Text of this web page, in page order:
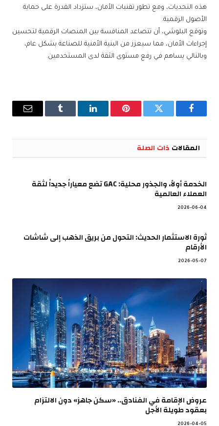
هذه التحديات، ومع تطور تقنيات الأمان، ستزداد القدرة على حماية
الأصول الرقمية.
وتوقع البلوشي، أن تتصاعد المنافسة بين المنصات الرقمية لتحسين
إجراءات الأمان، مما سيعزز من البنية الأمنية للصناعة بشكل عام،
وبالتالي يساهم في رفع مستوى الثقة لدى المستخدمين.
فيسبوك تويتر بينتيريستلينكدإن Tumblr
البريد
المقالات ذات الصلة
الخدمة أولاً، والجذور محلية: GAC تضع معياراً جديداً لثقة
العملاء العالمية
2026-06-04
ثورة الاستثمار الحديث: التحول من بريق الذهب إلى شاشات
الأرقام
2026-05-07
عروض الإقامة في الفنادق.. «سكن جاهز» دون الالتزام
بعقود طويلة الأجل
2026-04-05